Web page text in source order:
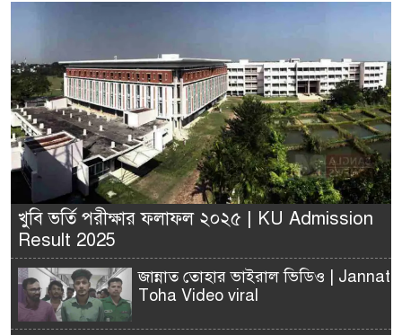
খুবি ভর্তি পরীক্ষার ফলাফল ২০২৫ | KU Admission
Result 2025
জান্নাত তোহার ভাইরাল ভিডিও | Jannat
Toha Video viral